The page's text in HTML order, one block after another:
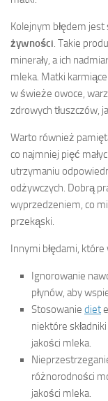
Kolejnym błędem
żywności. Takie
minerały, a ich
mleka. Matki
w świeże owoce,
zdrowych tłuszczów,
Warto również
co najmniej pięć
utrzymaniu
odżywczych. Dobrą
wyprzedzeniem, co
przekąski.
Innymi błędami,
Ignorowanie
płynów, aby
Stosowanie diet
niektóre
jakości mleka.
różnorodności
jakości mleka.